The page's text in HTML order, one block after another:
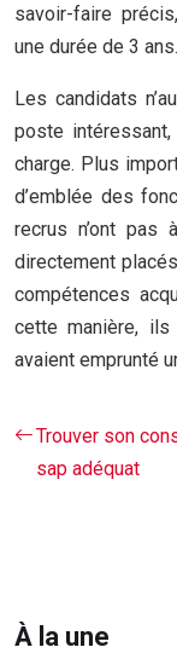
savoir-faire
une durée de 3 ans.
Les candidats
poste intéressant,
charge. Plus
d’emblée des
recrus n’ont pas
directement
compétences
cette manière, ils
avaient emprunté
Trouver son
sap adéquat
À la une